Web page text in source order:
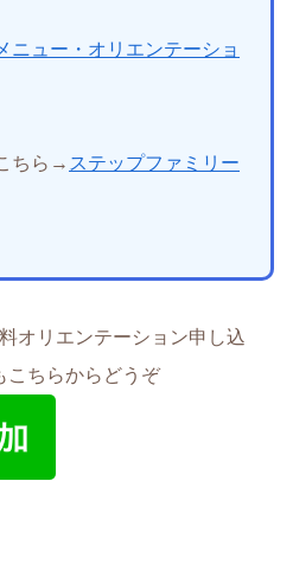
ニュー・オリエンテーショ
ちら→ ステップファミリー
オリエンテーション申し込
こちらからどうぞ